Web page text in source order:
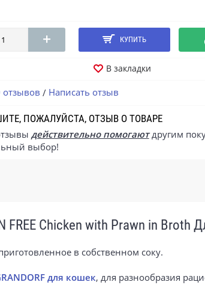
+ КУПИТЬ
В закладки
отзывов / Написать отзыв
ПОЖАЛУЙСТА, ОТЗЫВ О ТОВАРЕ
действительно помогаютдругим
выбор!
FREE Chicken with Prawn in Broth
в собственном соку.
для кошек, для разнообразия